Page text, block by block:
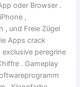
oder Browser .
,
, und Freie Zügel
Apps crack
peregrine
. Gameplay